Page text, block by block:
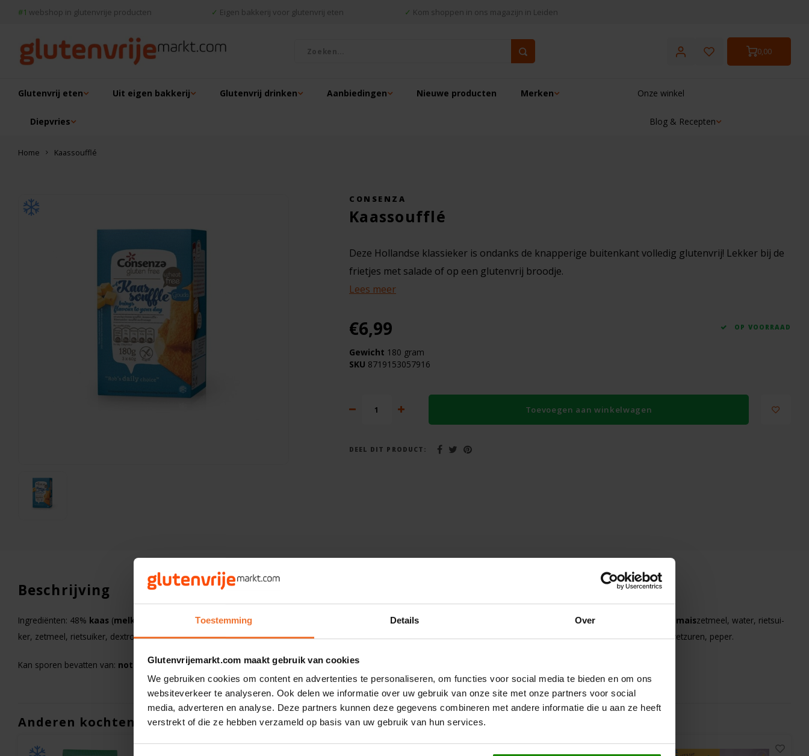
Toestemming Details Over
Glutenvrijemarkt.com maakt gebruik van cookies
We gebruiken cookies om content en advertenties te personaliseren, om functies voor social media te bieden en om ons
websiteverkeer te analyseren. Ook delen we informatie over uw gebruik van onze site met onze partners voor social
media, adverteren en analyse. Deze partners kunnen deze gegevens combineren met andere informatie die u aan ze heeft
verstrekt of die ze hebben verzameld op basis van uw gebruik van hun services.
#1 webshop in glutenvrije producten ✓ Eigen bakkerij voor glutenvrij eten ✓ Kom shoppen in ons magazijn in Leiden
0,00
Glutenvrij eten Uit eigen bakkerij Glutenvrij drinken Aanbiedingen Nieuwe producten Merken
Diepvries
Onze winkel
Blog & Recepten
Home Kaassoufflé
Kipnuggets - Glutenvrij
CONSENZA
Kaassoufflé
Deze Hollandse klassieker is ondanks de knapperige buitenkant volledig glutenvrij! Lekker bij de
frietjes met salade of op een glutenvrij broodje.
Lees meer
€6,99 OP VOORRAAD
Gewicht 180 gram
SKU 8719153057916
Toevoegen aan winkelwagen
DEEL DIT PRODUCT:
Beschrijving
Ingrediënten: 48% kaas (melk ), mar­ga­ri­ne (on­ge­hard plant­aar­dig palm­vet, wa­ter, an­ti­oxi­dant: ci­troen­zuur, emul­ga­tor: le­ci­thi­nen ( ), zout), aard­ap­pel­zet­meel, mais­zet­meel, wa­ter, riet­sui­
ker, zet­meel, riet­sui­ker, dex­tro­se, zout, ver­dik­kings­mid­del: gu­ar­pit­meel,lupinemeel, emul­ga­to­ren: gu­ar­pit­meel, hy­droxy­pro­pyl­me­thyl­cel­lu­lo­se, mo­no- en di­gly­ce­ri­den van vet­zu­ren, pe­per.
Kan spo­ren be­vat­ten van: no­ten ense­sam .
Anderen kochten ook